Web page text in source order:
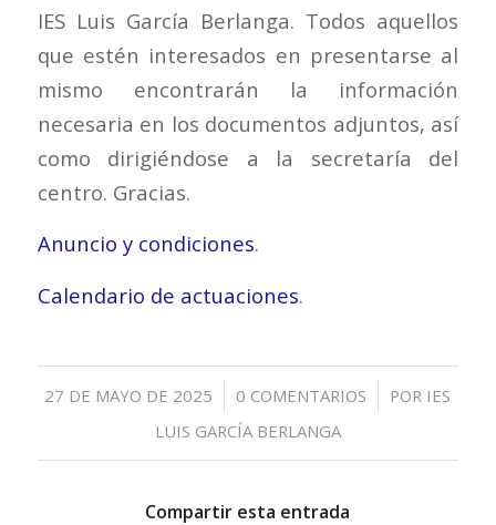
IES Luis García Berlanga. Todos aquellos
que estén interesados en presentarse al
mismo encontrarán la información
necesaria en los documentos adjuntos, así
como dirigiéndose a la secretaría del
centro. Gracias.
Anuncio y condiciones.
Calendario de actuaciones.
27 DE MAYO DE 2025
/ 0 COMENTARIOS
/ POR IES
LUIS GARCÍA BERLANGA
Compartir esta entrada